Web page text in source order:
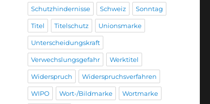
Schutzhindernisse Schweiz Sonntag
Titel Titelschutz Unionsmarke
Unterscheidungskraft
Verwechslungsgefahr Werktitel
Widerspruch Widerspruchsverfahren
WIPO Wort-/Bildmarke Wortmarke